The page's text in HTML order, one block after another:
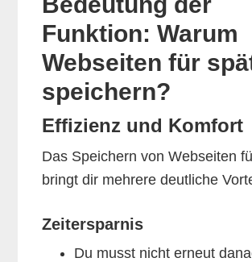
Funktion: Warum
Webseiten für
speichern?
Effizienz und Komfort
Das Speichern von Webseiten
bringt dir mehrere deutliche
Zeitersparnis
Du musst nicht erneut